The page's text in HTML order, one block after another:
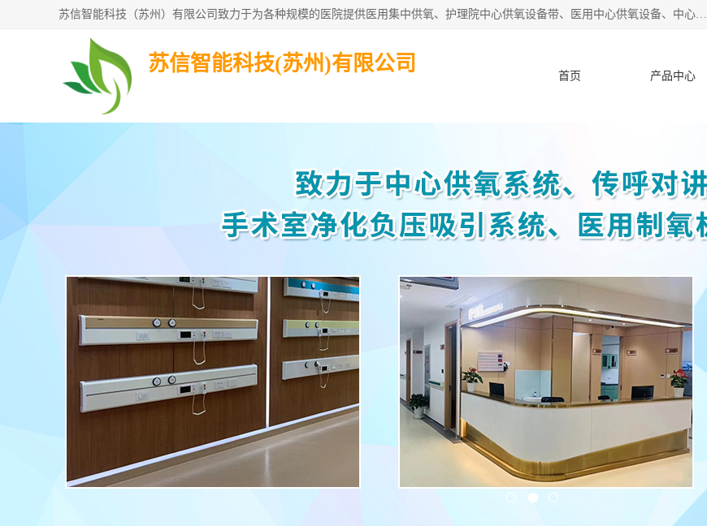
苏信智能科技（苏州）有限公司致力于为各种规模的医院提供医用集中供氧、护理院中心供氧设备带、医用中心供氧设备、中心供氧系统安装、医院中心供氧系统报价等“一条龙”服务。
苏信智能科技(苏州)有限公司
首页 产品中心